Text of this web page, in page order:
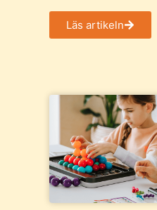
Läs artikeln